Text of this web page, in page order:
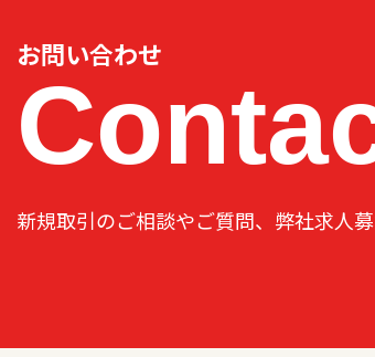
お問い合わせ
新規取引のご相談やご質問、弊社求人